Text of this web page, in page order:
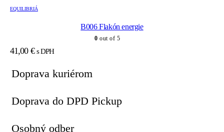
EQUILIBRIÁ
B006 Flakón energie
0 out of 5
41,00 € s DPH
Doprava kuriérom
Doprava do DPD Pickup
Osobný odber